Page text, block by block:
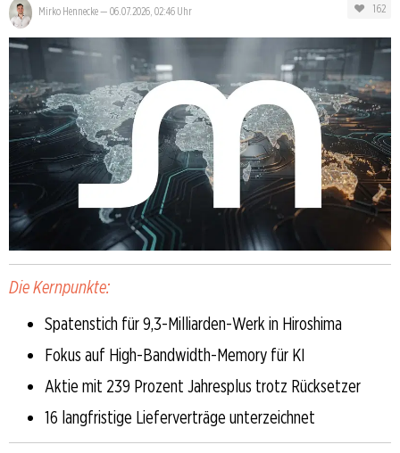
Mirko Hennecke— 06.07.2026, 02:46 Uhr 162
Die Kernpunkte:
Spatenstich für 9,3-Milliarden-Werk in Hiroshima
Fokus auf High-Bandwidth-Memory für KI
Aktie mit 239 Prozent Jahresplus trotz Rücksetzer
16 langfristige Lieferverträge unterzeichnet